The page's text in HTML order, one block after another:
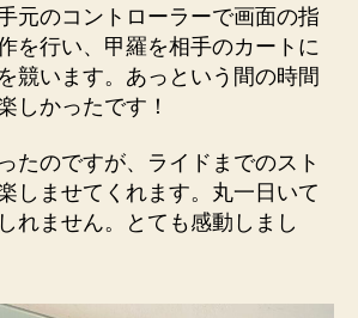
元のコントローラーで画面の指
を行い、甲羅を相手のカートに
競います。あっという間の時間
しかったです！
たのですが、ライドまでのスト
しませてくれます。丸一日いて
れません。とても感動しまし